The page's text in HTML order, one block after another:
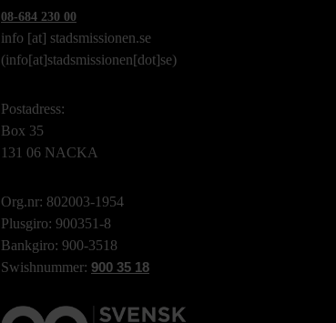
08-684 230 00
info [at] stadsmissionen.se
(info[at]stadsmissionen[dot]se)
Postadress:
Box 35
131 06 NACKA
Org.nr: 802003-1954
Plusgiro: 900351-8
Bankgiro: 900-3518
Swishnummer: 900 35 18